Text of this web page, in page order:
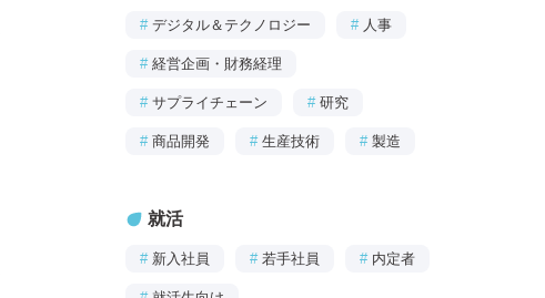
# デジタル＆テクノロジー # 人事
# 経営企画・財務経理
# サプライチェーン # 研究
# 商品開発 # 生産技術 # 製造
就活
# 新入社員 # 若手社員 # 内定者